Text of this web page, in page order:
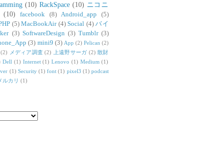
(10) RackSpace (10) ニコニ
(10) facebook (8) Android_app
(5)
(5) MacBookAir (4) Social (4) バイ
(3) SoftwareDesign (3) Tumblr (3)
(3) mini9 (3) App (2) Pelican (2)
(2) メディア調査 (2) 上遠野サーガ (2) 散財
Dell (1) Internet (1) Lenovo (1) Medium (1)
(1) Security (1) font (1) pixel3 (1) podcast
ルカリ (1)